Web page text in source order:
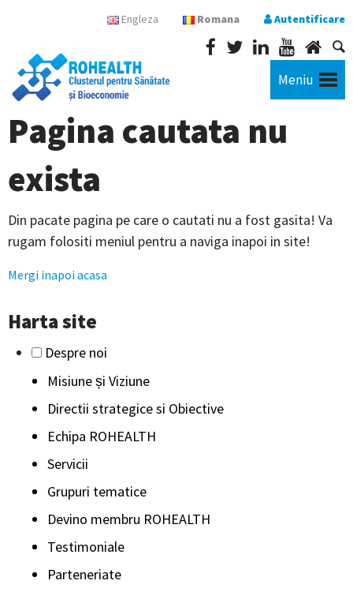
Engleza Romana Autentificare
Meniu
Pagina cautata nu
exista
Din pacate pagina pe care o cautati nu a fost gasita! Va
rugam folositi meniul pentru a naviga inapoi in site!
Mergi inapoi acasa
Harta site
Despre noi
Misiune și Viziune
Directii strategice si Obiective
Echipa ROHEALTH
Servicii
Grupuri tematice
Devino membru ROHEALTH
Testimoniale
Parteneriate